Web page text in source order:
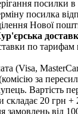
посилки
посилка
Нової
по тарифам
(Visa,
за
Вартість
складає 20 грн +
замовлень від